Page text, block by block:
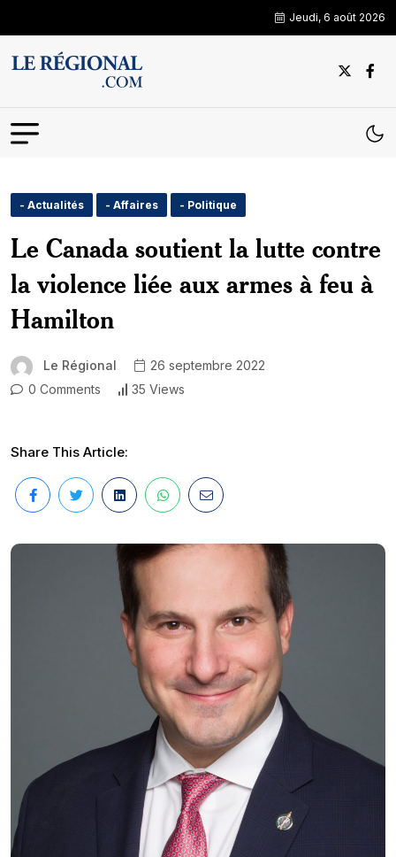
Jeudi, 6 août 2026
- Actualités - Affaires - Politique
Le Canada soutient la lutte contre
la violence liée aux armes à feu à
Hamilton
Le Régional
26 septembre 2022
0 Comments
35 Views
Share This Article: